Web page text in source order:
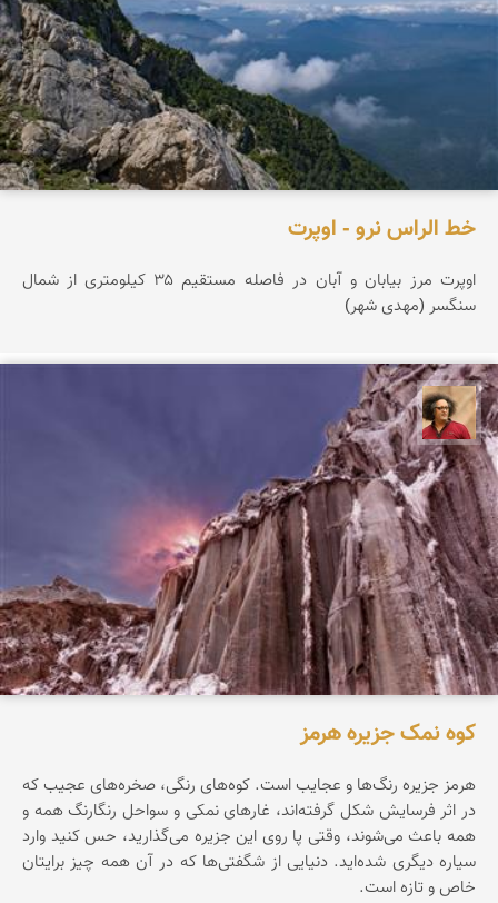
خط الراس نرو - اوپرت
اوپرت مرز بیابان و آبان در فاصله مستقیم ۳۵ کیلومتری از شمال
سنگسر (مهدی شهر)
مصطفی ربیعی بهشتی
کوه نمک جزیره هرمز
هرمز جزیره‌ رنگ‌ها‌ و عجایب است. کوه‌های رنگی، صخره‌های عجیب که
در اثر فرسایش شکل گرفته‌اند، غارهای نمکی و سواحل رنگارنگ همه و
همه باعث می‌شوند، وقتی پا روی این جزیره می‌گذارید، حس کنید وارد
سیاره‌ دیگری شده‌اید. دنیایی از شگفتی‌ها که در آن همه چیز برایتان
خاص و تازه است.